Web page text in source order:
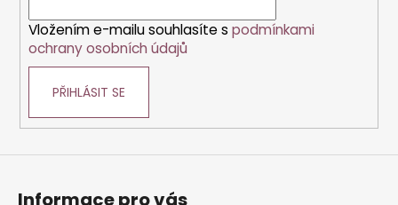
Vložením e-mailu souhlasíte s podmínkami
ochrany osobních údajů
PŘIHLÁSIT SE
Informace pro vás